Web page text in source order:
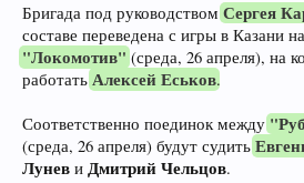
Бригада под руководством Сергея
составе переведена с игры в Казани
"Локомотив" (среда, 26 апреля), на
работать Алексей Еськов.
Соответственно поединок между
(среда, 26 апреля) будут судить
Лунев и Дмитрий Чельцов.